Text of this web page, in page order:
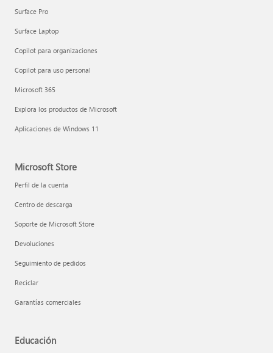
Surface Pro
Surface Laptop
Copilot para organizaciones
Copilot para uso personal
Microsoft 365
Explora los productos de Microsoft
Aplicaciones de Windows 11
Microsoft Store
Perfil de la cuenta
Centro de descarga
Soporte de Microsoft Store
Devoluciones
Seguimiento de pedidos
Reciclar
Garantías comerciales
Educación